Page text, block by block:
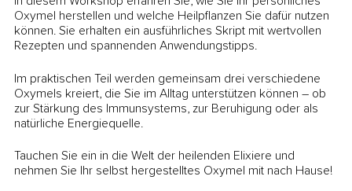
Oxymel herstellen und welche Heilpflanzen Sie dafür nutzen
können. Sie erhalten ein ausführliches Skript mit wertvollen
Rezepten und spannenden Anwendungstipps.
Im praktischen Teil werden gemeinsam drei verschiedene
Oxymels kreiert, die Sie im Alltag unterstützen können – ob
zur Stärkung des Immunsystems, zur Beruhigung oder als
natürliche Energiequelle.
Tauchen Sie ein in die Welt der heilenden Elixiere und
nehmen Sie Ihr selbst hergestelltes Oxymel mit nach Hause!